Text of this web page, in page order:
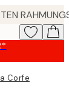
Corfe